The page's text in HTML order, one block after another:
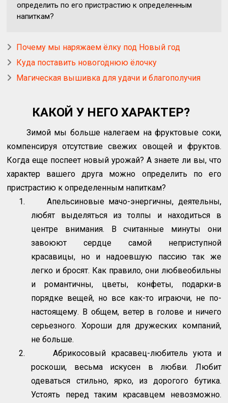
определить по его пристрастию к определенным
напиткам?
Почему мы наряжаем ёлку под Новый год
Куда поставить новогоднюю ёлочку
Магическая вышивка для удачи и благополучия
КАКОЙ У НЕГО ХАРАКТЕР?
Зимой мы больше налегаем на фруктовые соки,
компенсируя отсутствие свежих овощей и фруктов.
Когда еще поспеет новый урожай? А знаете ли вы, что
характер вашего друга можно определить по его
пристрастию к определенным напиткам?
1.
Апельсиновые мачо-энергичны, деятельны,
любят выделяться из толпы и находиться в
центре внимания. В считанные минуты они
завоюют сердце самой неприступной
красавицы, но и надоевшую пассию так же
легко и бросят. Как правило, они любвеобильны
и романтичны, цветы, конфеты, подарки-в
порядке вещей, но все как-то играючи, не по-
настоящему. В общем, ветер в голове и ничего
серьезного. Хороши для дружеских компаний,
не больше.
2.
Абрикосовый красавец-любитель уюта и
роскоши, весьма искусен в любви. Любит
одеваться стильно, ярко, из дорогого бутика.
Устоять перед таким красавцем невозможно.